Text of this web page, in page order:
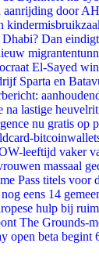
door
Dan
El-Sayed
Sparta en
na lastige heuvelrit
nu gratis op
leeftijd vaker
massaal
Pass titels voor
eens 14
hulp bij
The Grounds-
open beta begint